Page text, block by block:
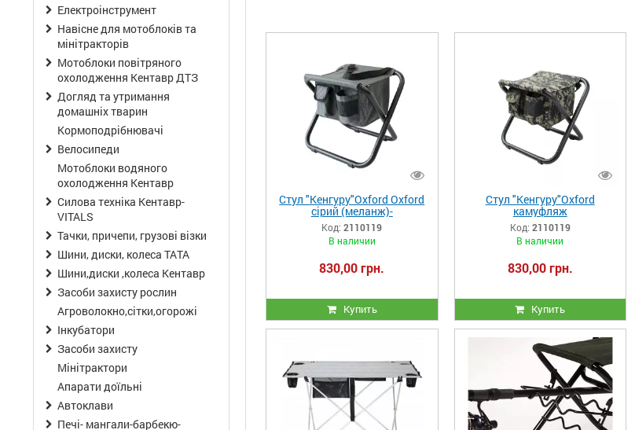
Стул "Кенгуру"Oxford Oxford
сірий (меланж)-
Код: 2110119
В наличии
830,00 грн.
Купить
Стул "Кенгуру"Oxford
камуфляж
Код: 2110119
В наличии
830,00 грн.
Купить
Електроінструмент
Навісне для мотоблоків та
мінітракторів
Мотоблоки повітряного
охолодження Кентавр ДТЗ
Догляд та утримання
домашніх тварин
Кормоподрібнювачі
Велосипеди
Мотоблоки водяного
охолодження Кентавр
Силова техніка Кентавр-
VITALS
Тачки, причепи, грузові візки
Шини, диски, колеса ТАТА
Шини,диски ,колеса Кентавр
Засоби захисту рослин
Агроволокно,сітки,огорожі
Інкубатори
Засоби захисту
Мінітрактори
Апарати доїльні
Автоклави
Печі- мангали-барбекю-